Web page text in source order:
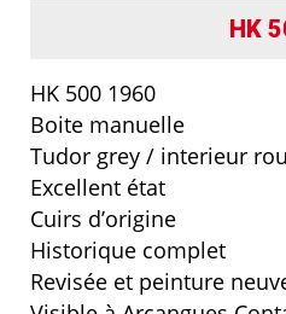
HK
HK 500 1960
Boite manuelle
Tudor grey / interieur
Excellent état
Cuirs d’origine
Historique complet
Revisée et peinture